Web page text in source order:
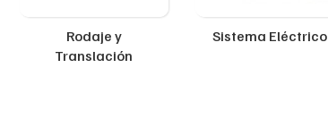
Rodaje y
Translación
Sistema Eléctrico